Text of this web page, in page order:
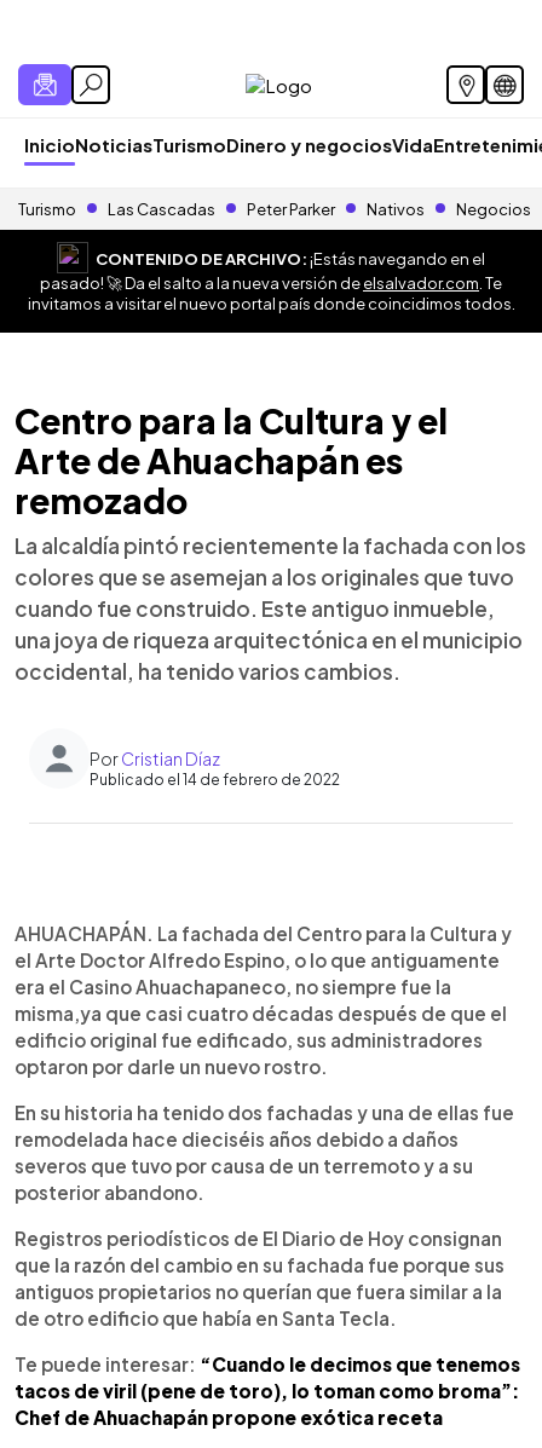
InicioNoticiasTurismoDinero y negociosVida
Turismo Las Cascadas Peter Parker Nativos Negocios
CONTENIDO DE ARCHIVO:¡Estás navegando en el
pasado! 🚀 Da el salto a la nueva versión deelsalvador.com . Te
invitamos a visitar el nuevo portal país donde coincidimos todos.
Centro para la Cultura y el
Arte de Ahuachapán es
remozado
La alcaldía pintó recientemente la fachada con los
colores que se asemejan a los originales que tuvo
cuando fue construido. Este antiguo inmueble,
una joya de riqueza arquitectónica en el municipio
occidental, ha tenido varios cambios.
PorCristian Díaz
Publicado el 14 de febrero de 2022
► Escuchar artículo
AHUACHAPÁN. La fachada del Centro para la Cultura y
el Arte Doctor Alfredo Espino, o lo que antiguamente
era el Casino Ahuachapaneco, no siempre fue la
misma,ya que casi cuatro décadas después de que el
edificio original fue edificado, sus administradores
optaron por darle un nuevo rostro.
En su historia ha tenido dos fachadas y una de ellas fue
remodelada hace dieciséis años debido a daños
severos que tuvo por causa de un terremoto y a su
posterior abandono.
Registros periodísticos de El Diario de Hoy consignan
que la razón del cambio en su fachada fue porque sus
antiguos propietarios no querían que fuera similar a la
de otro edificio que había en Santa Tecla.
Te puede interesar: “Cuando le decimos que tenemos
tacos de viril (pene de toro), lo toman como broma”:
Chef de Ahuachapán propone exótica receta